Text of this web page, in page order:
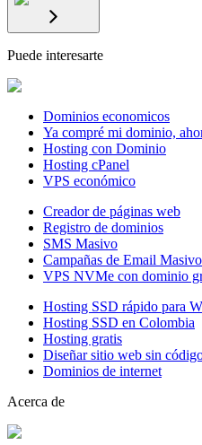
Puede interesarte
Dominios economicos
Ya compré mi dominio,
Hosting con Dominio
Hosting cPanel
VPS económico
Creador de páginas web
Registro de dominios
SMS Masivo
Campañas de Email Masivo
VPS NVMe con dominio
Hosting SSD rápido para
Hosting SSD en Colombia
Hosting gratis
Diseñar sitio web sin
Dominios de internet
Acerca de